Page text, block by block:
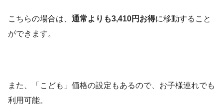
こちらの場合は、 通常よりも3,410円お得に移動すること
ができます。
また、「こども」価格の設定もあるので、お子様連れでも
利用可能。